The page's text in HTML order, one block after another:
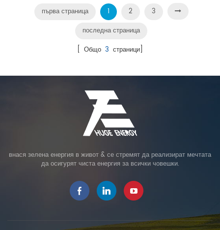
първа страница 1 2
3
последна страница
[ Общо 3 страници]
внася зелена енергия в живот & се стремят да реализират мечтата
да осигурят чиста енергия за всички човешки.